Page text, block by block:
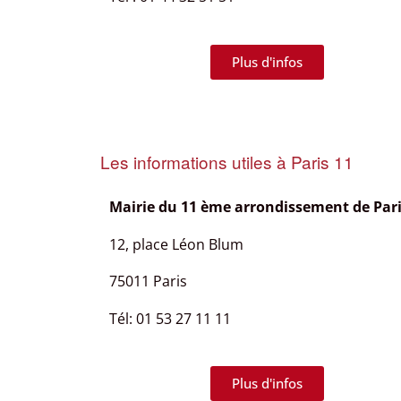
Plus d'infos
Les informations utiles à Paris 11
Mairie du 11 ème arrondissement de
12, place Léon Blum
75011 Paris
Tél: 01 53 27 11 11
Plus d'infos